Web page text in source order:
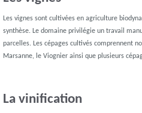
Les vignes sont cultivées en agriculture
synthèse. Le domaine privilégie un travail
parcelles. Les cépages cultivés comprennent
Marsanne, le Viognier ainsi que plusieurs
La vinification